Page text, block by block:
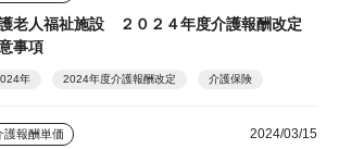
老人福祉施設 ２０２４年度介護報酬改定
事項
年 2024年度介護報酬改定 介護保険
護報酬単価 2024/03/15